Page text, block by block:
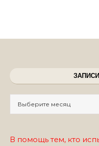
В помощь тем, кто